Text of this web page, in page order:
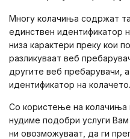
Многу колачиња содржат
единствен идентификатор
низа карактери преку кои
разликуваат веб
другите веб пребарувачи,
идентификатор на колачето.
Со користење на колачиња
нудиме подобри услуги
ни овозможуваат, да ги